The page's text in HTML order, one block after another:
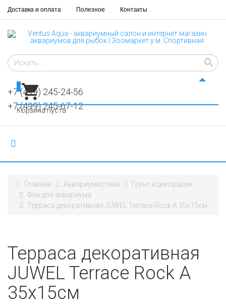
Доставка и оплата Полезное Контакты
+7 (499) 245-24-56
+7 (499) 245-67-12
Корзина пуста
Главная Аквариумистика
Грунт и декорации
​​Фон для аквариума
Терраса декоративная JUWEL Terrace Rock A 35x15см
Терраса декоративная
JUWEL Terrace Rock A
35x15см